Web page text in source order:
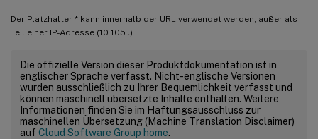
Der Platzhalter * kann innerhalb der URL verwendet werden, außer als
Teil einer IP-Adresse (10.105. .).
Die offizielle Version dieser Produktdokumentation ist in
englischer Sprache verfasst. Nicht-englische Versionen
wurden ausschließlich zu Ihrer Bequemlichkeit verfasst und
können maschinell übersetzte Inhalte enthalten. Weitere
Informationen finden Sie im Haftungsausschluss zur
maschinellen Übersetzung (Machine Translation Disclaimer)
auf Cloud Software Group home.